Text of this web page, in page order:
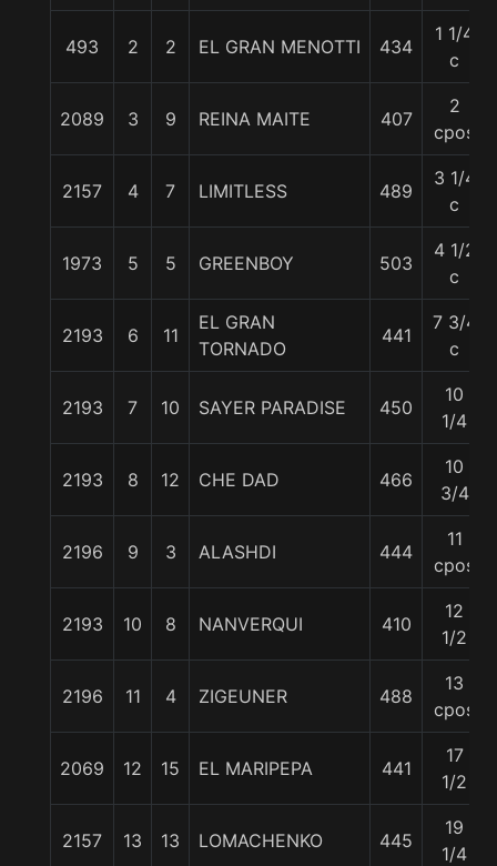
493 2 2 EL GRAN MENOTTI 434
1 1/4
c
2089 3 9 REINA MAITE 407
2
cpos
2157 4 7 LIMITLESS 489
3 1/4
c
1973 5 5 GREENBOY 503
4 1/2
c
2193 6 11
EL GRAN
TORNADO
441
7 3/4
c
2193 7 10 SAYER PARADISE 450
10
1/4
2193 8 12 CHE DAD 466
10
3/4
2196 9 3 ALASHDI 444
11
cpos
2193 10 8 NANVERQUI 410
12
1/2
2196 11 4 ZIGEUNER 488
13
cpos
2069 12 15 EL MARIPEPA 441
17
1/2
2157 13 13 LOMACHENKO 445
19
1/4